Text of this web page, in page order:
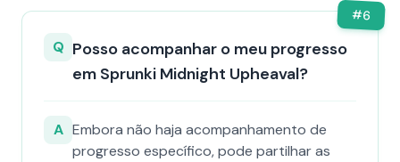
#6
Q Posso acompanhar o meu progresso
em Sprunki Midnight Upheaval?
A Embora não haja acompanhamento de
progresso específico, pode partilhar as